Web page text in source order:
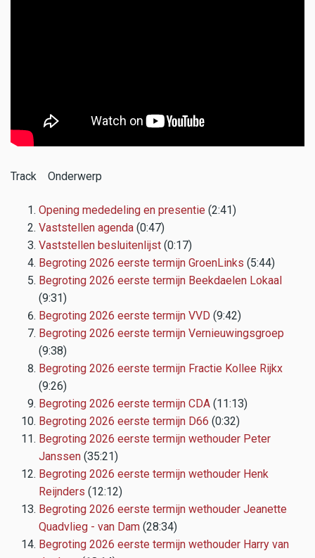
Track Onderwerp
Opening mededeling en presentie (2:41)
Vaststellen agenda (0:47)
Vaststellen besluitenlijst (0:17)
Begroting 2026 eerste termijn GroenLinks (5:44)
Begroting 2026 eerste termijn Beekdaelen Lokaal
(9:31)
Begroting 2026 eerste termijn VVD (9:42)
Begroting 2026 eerste termijn Vernieuwingsgroep
(9:38)
Begroting 2026 eerste termijn Fractie Kollee Rijkx
(9:26)
Begroting 2026 eerste termijn CDA (11:13)
Begroting 2026 eerste termijn D66 (0:32)
Begroting 2026 eerste termijn wethouder Peter
Janssen (35:21)
Begroting 2026 eerste termijn wethouder Henk
Reijnders (12:12)
Begroting 2026 eerste termijn wethouder Jeanette
Quadvlieg - van Dam (28:34)
Begroting 2026 eerste termijn wethouder Harry van